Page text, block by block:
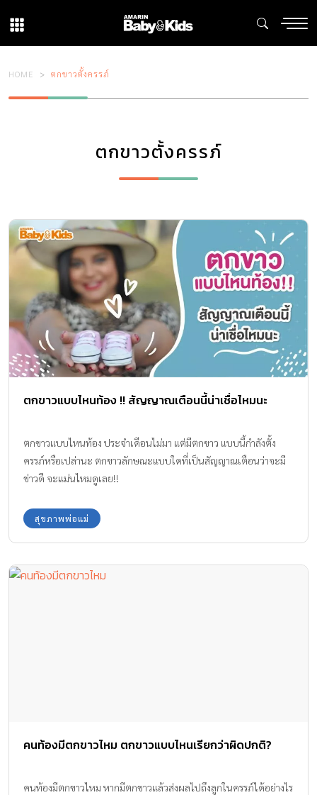
HOME ตกขาวตั้งครรภ์
ตกขาวตั้งครรภ์
ตกขาวแบบไหนท้อง !! สัญญาณเตือนนี้น่าเชื่อไหมนะ
ตกขาวแบบไหนท้อง ประจำเดือนไม่มา แต่มีตกขาว แบบนี้กำลังตั้ง
ครรภ์หรือเปล่านะ ตกขาวลักษณะแบบใดที่เป็นสัญญาณเตือนว่าจะมี
ข่าวดี จะแม่นไหมดูเลย!!
สุขภาพพ่อแม่
คนท้องมีตกขาวไหม ตกขาวแบบไหนเรียกว่าผิดปกติ?
คนท้องมีตกขาวไหม หากมีตกขาวแล้วส่งผลไปถึงลูกในครรภ์ได้อย่างไร